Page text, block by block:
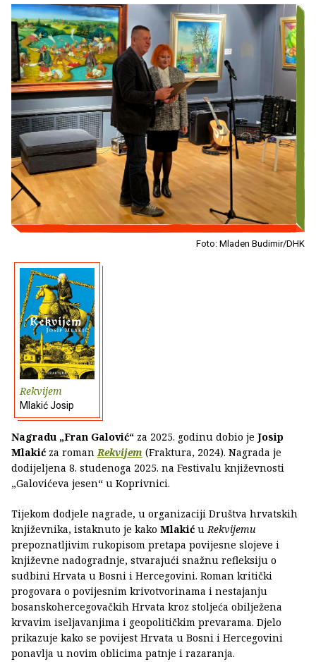
Foto: Mladen Budimir/DHK
Rekvijem
Mlakić Josip
Nagradu „Fran Galović“ za 2025. godinu dobio je Josip
Mlakić za romanRekvijem (Fraktura, 2024). Nagrada je
dodijeljena 8. studenoga 2025. na Festivalu književnosti
„Galovićeva jesen“ u Koprivnici.
Tijekom dodjele nagrade, u organizaciji Društva hrvatskih
književnika, istaknuto je kako Mlakić uRekvijemu
prepoznatljivim rukopisom pretapa povijesne slojeve i
književne nadogradnje, stvarajući snažnu refleksiju o
sudbini Hrvata u Bosni i Hercegovini. Roman kritički
progovara o povijesnim krivotvorinama i nestajanju
bosanskohercegovačkih Hrvata kroz stoljeća obilježena
krvavim iseljavanjima i geopolitičkim prevarama. Djelo
prikazuje kako se povijest Hrvata u Bosni i Hercegovini
ponavlja u novim oblicima patnje i razaranja.